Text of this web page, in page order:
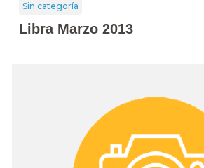
Sin categoría
Libra Marzo 2013